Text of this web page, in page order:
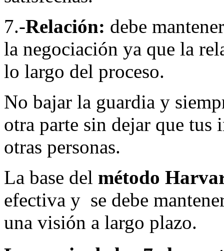
7.-Relación: debe
la negociación ya que la
lo largo del proceso.
No bajar la guardia y
otra parte sin dejar que tus
otras personas.
La base del método
efectiva y se debe
una visión a largo plazo.